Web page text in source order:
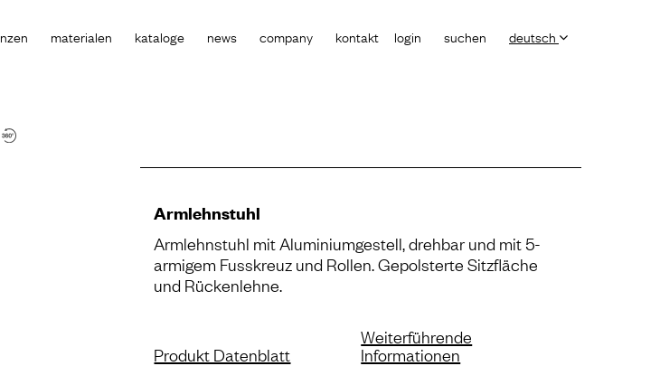
login suchen deutsch
materialen kataloge news company kontakt
Armlehnstuhl
Armlehnstuhl mit Aluminiumgestell, drehbar und mit 5-
armigem Fusskreuz und Rollen. Gepolsterte Sitzfläche
und Rückenlehne.
Produkt Datenblatt
Weiterführende
Informationen